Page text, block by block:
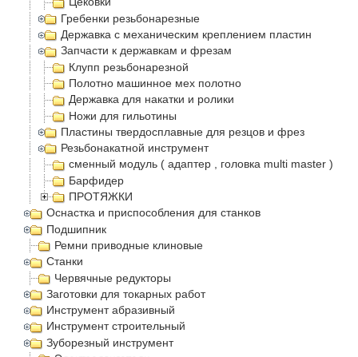
Гребенки резьбонарезные
Державка с механическим креплением пластин
Запчасти к державкам и фрезам
Клупп резьбонарезной
Полотно машинное мех полотно
Державка для накатки и ролики
Ножи для гильотины
Пластины твердосплавные для резцов и фрез
Резьбонакатной инструмент
сменный модуль ( адаптер , головка multi master )
Барфидер
ПРОТЯЖКИ
Оснастка и приспособления для станков
Подшипник
Ремни приводные клиновые
Станки
Червячные редукторы
Заготовки для токарных работ
Инструмент абразивный
Инструмент строительный
Зуборезный инструмент